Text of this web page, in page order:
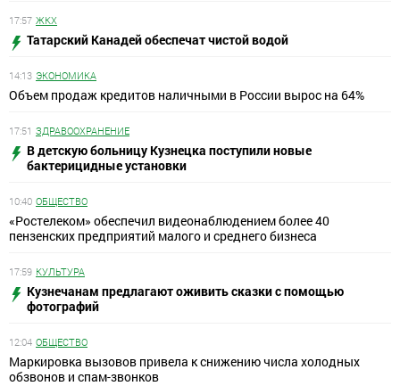
17:57 ЖКХ
Татарский Канадей обеспечат чистой водой
14:13 ЭКОНОМИКА
Объем продаж кредитов наличными в России вырос на 64%
17:51 ЗДРАВООХРАНЕНИЕ
В детскую больницу Кузнецка поступили новые
бактерицидные установки
10:40 ОБЩЕСТВО
«Ростелеком» обеспечил видеонаблюдением более 40
пензенских предприятий малого и среднего бизнеса
17:59 КУЛЬТУРА
Кузнечанам предлагают оживить сказки с помощью
фотографий
12:04 ОБЩЕСТВО
Маркировка вызовов привела к снижению числа холодных
обзвонов и спам-звонков